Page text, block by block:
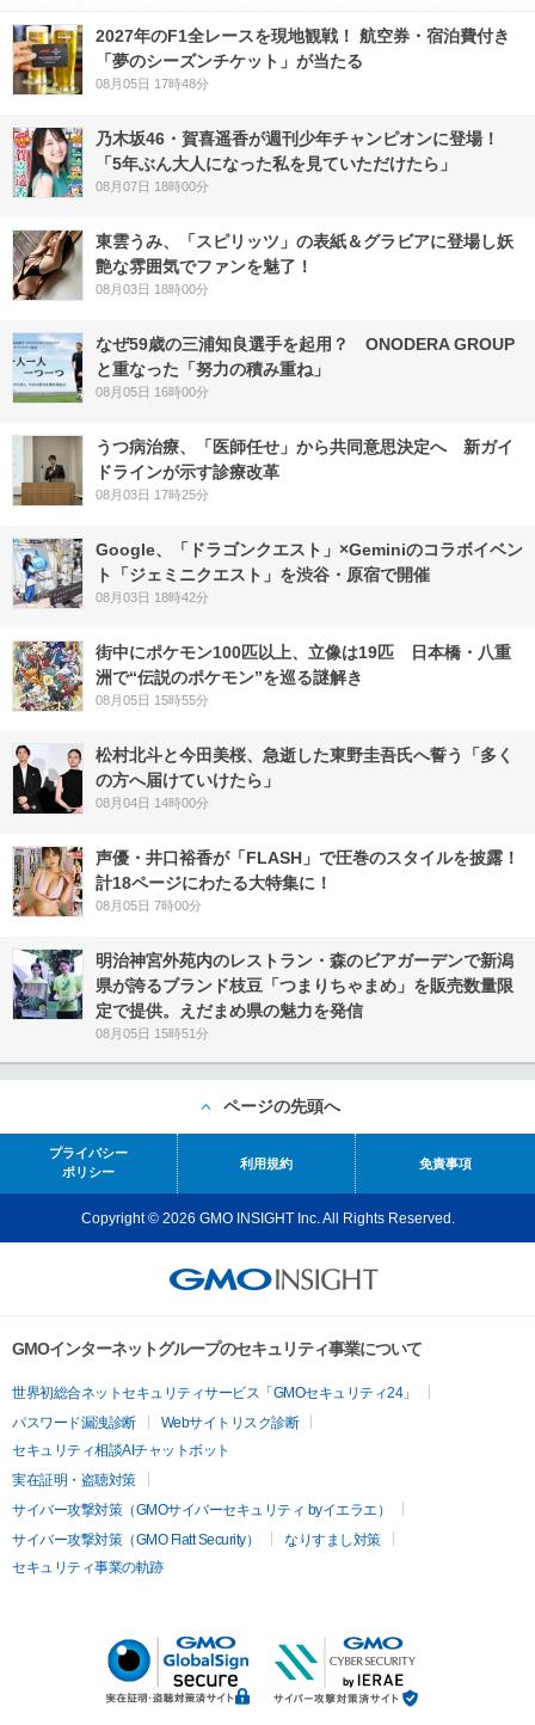
2027年のF1全レースを現地観戦！ 航空券・宿泊費付き
「夢のシーズンチケット」が当たる
08月05日 17時48分
乃木坂46・賀喜遥香が週刊少年チャンピオンに登場！
「5年ぶん大人になった私を見ていただけたら」
08月07日 18時00分
東雲うみ、「スピリッツ」の表紙＆グラビアに登場し妖
艶な雰囲気でファンを魅了！
08月03日 18時00分
なぜ59歳の三浦知良選手を起用？ ONODERA GROUP
と重なった「努力の積み重ね」
08月05日 16時00分
うつ病治療、「医師任せ」から共同意思決定へ 新ガイ
ドラインが示す診療改革
08月03日 17時25分
Google、「ドラゴンクエスト」×Geminiのコラボイベン
ト「ジェミニクエスト」を渋谷・原宿で開催
08月03日 18時42分
街中にポケモン100匹以上、立像は19匹 日本橋・八重
洲で“伝説のポケモン”を巡る謎解き
08月05日 15時55分
松村北斗と今田美桜、急逝した東野圭吾氏へ誓う「多く
の方へ届けていけたら」
08月04日 14時00分
声優・井口裕香が「FLASH」で圧巻のスタイルを披露！
計18ページにわたる大特集に！
08月05日 7時00分
明治神宮外苑内のレストラン・森のビアガーデンで新潟
県が誇るブランド枝豆「つまりちゃまめ」を販売数量限
定で提供。えだまめ県の魅力を発信
08月05日 15時51分
ページの先頭へ
プライバシー
ポリシー
利用規約 免責事項
Copyright © 2026 GMO INSIGHT Inc. All Rights Reserved.
GMOインターネットグループのセキュリティ事業について
世界初総合ネットセキュリティサービス「GMOセキュリティ24」
パスワード漏洩診断
Webサイトリスク診断
セキュリティ相談AIチャットボット
実在証明・盗聴対策
サイバー攻撃対策（GMOサイバーセキュリティ byイエラエ）
サイバー攻撃対策（GMO Flatt Security）
なりすまし対策
セキュリティ事業の軌跡